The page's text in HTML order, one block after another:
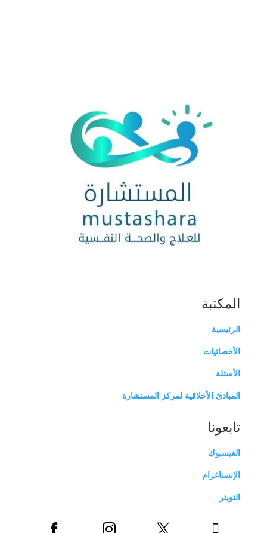
المكتبة
الرئيسية
الأخصائيات
الأسئلة
المبادئ الأخلاقية لمركز المستشارة
تابعونا
الفيسبوك
الإنستاغرام
التويتر
   